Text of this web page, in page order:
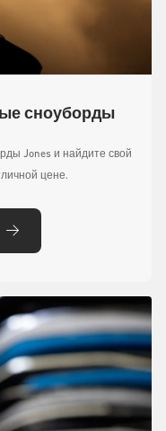
сноуборды
Jones и найдите свой
цене.